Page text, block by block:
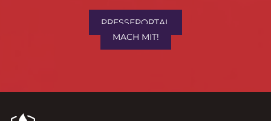
mitmachen!PRESSEPORTAL
MACH MIT!